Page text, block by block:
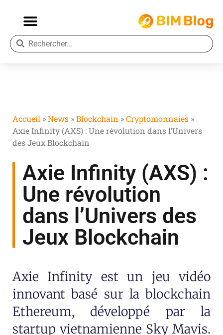
Accueil »News »Blockchain »Cryptomonnaies »
Axie Infinity (AXS) : Une révolution dans l’Univers
des Jeux Blockchain
Axie Infinity (AXS) :
Une révolution
dans l’Univers des
Jeux Blockchain
Axie Infinity est un jeu vidéo
innovant basé sur la blockchain
Ethereum, développé par la
startup vietnamienne Sky Mavis.